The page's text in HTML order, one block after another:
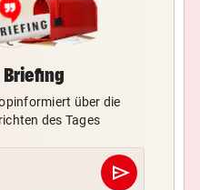
Briefing
über die
des Tages
send
Abschicken